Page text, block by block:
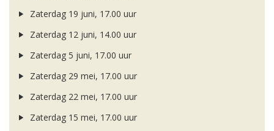
Zaterdag 19 juni, 17.00 uur
Zaterdag 12 juni, 14.00 uur
Zaterdag 5 juni, 17.00 uur
Zaterdag 29 mei, 17.00 uur
Zaterdag 22 mei, 17.00 uur
Zaterdag 15 mei, 17.00 uur